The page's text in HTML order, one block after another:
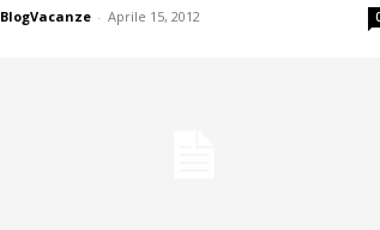
BlogVacanze - Aprile 15, 2012